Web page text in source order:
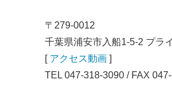
〒279-0012
千葉県浦安市入船1-5-2 プラ
[ アクセス動画 ]
TEL 047-318-3090 / FAX